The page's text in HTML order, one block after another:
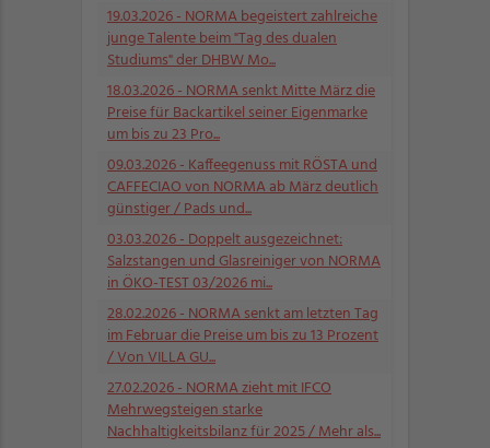
19.03.2026- NORMA begeistert zahlreiche
junge Talente beim "Tag des dualen
Studiums" der DHBW Mo...
18.03.2026- NORMA senkt Mitte März die
Preise für Backartikel seiner Eigenmarke
um bis zu 23 Pro...
09.03.2026- Kaffeegenuss mit RÖSTA und
CAFFECIAO von NORMA ab März deutlich
günstiger / Pads und...
03.03.2026- Doppelt ausgezeichnet:
Salzstangen und Glasreiniger von NORMA
in ÖKO-TEST 03/2026 mi...
28.02.2026- NORMA senkt am letzten Tag
im Februar die Preise um bis zu 13 Prozent
/ Von VILLA GU...
27.02.2026- NORMA zieht mit IFCO
Mehrwegsteigen starke
Nachhaltigkeitsbilanz für 2025 / Mehr als...